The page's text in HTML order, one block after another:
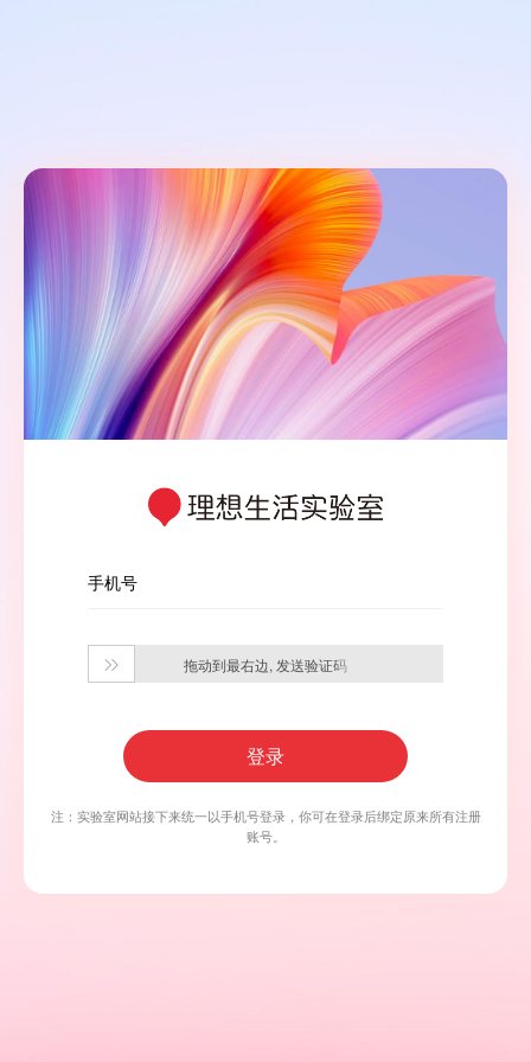
手机号
 拖动到最右边, 发送验证码
登录
注：实验室网站接下来统一以手机号登录，你可在登录后绑定原来所有注册
账号。